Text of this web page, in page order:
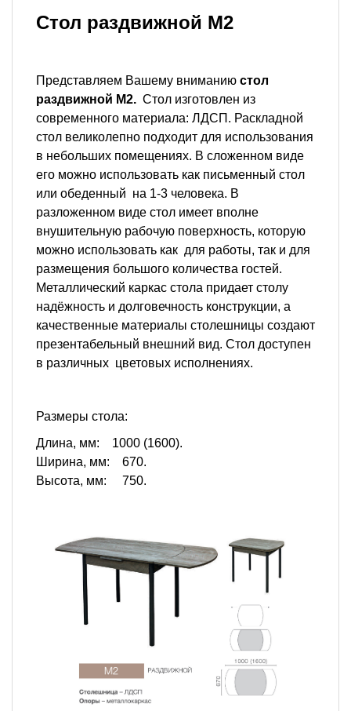
Стол раздвижной М2
Представляем Вашему вниманию стол
раздвижной М2. Стол изготовлен из
современного материала: ЛДСП. Раскладной
стол великолепно подходит для использования
в небольших помещениях. В сложенном виде
его можно использовать как письменный стол
или обеденный на 1-3 человека. В
разложенном виде стол имеет вполне
внушительную рабочую поверхность, которую
можно использовать как для работы, так и для
размещения большого количества гостей.
Металлический каркас стола придает столу
надёжность и долговечность конструкции, а
качественные материалы столешницы создают
презентабельный внешний вид. Стол доступен
в различных цветовых исполнениях.
Размеры стола:
Длина, мм: 1000 (1600).
Ширина, мм: 670.
Высота, мм: 750.